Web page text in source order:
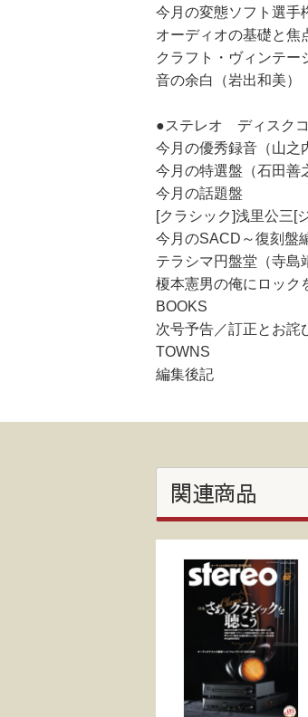
今月の変態ソフト選手
オーディオの基礎と焦
クラフト・ヴィンテー
音の余白（岩出和美）
●ステレオ ディスク
今月の優秀録音（山之
今月の特選盤（石田善
今月の話題盤
[クラシック]浅里公三[
今月のSACD～復刻盤
テラシマ円盤堂（寺島
榎本憲男の俺にロック
BOOKS
次号予告／訂正とお詫
TOWNS
編集後記
関連商品